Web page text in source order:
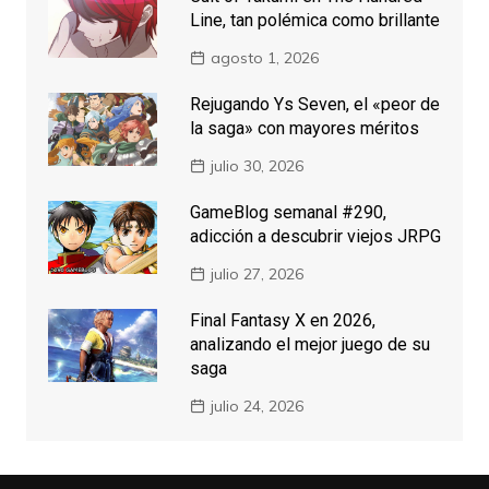
Line, tan polémica como brillante
agosto 1, 2026
Rejugando Ys Seven, el «peor de
la saga» con mayores méritos
julio 30, 2026
GameBlog semanal #290,
adicción a descubrir viejos JRPG
julio 27, 2026
Final Fantasy X en 2026,
analizando el mejor juego de su
saga
julio 24, 2026